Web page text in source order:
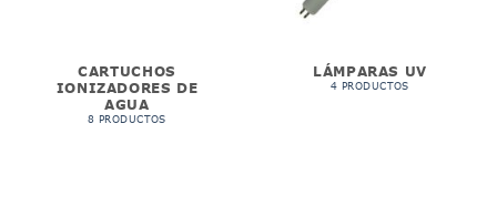
CARTUCHOS
IONIZADORES DE
AGUA
8 PRODUCTOS
LÁMPARAS UV
4 PRODUCTOS